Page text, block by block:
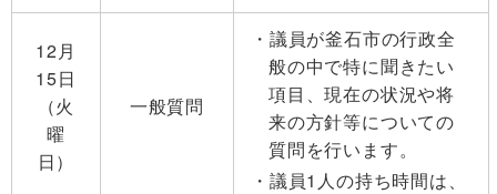
12月
15日
（火
曜
日）
一般質問
議員が釜石市の行政全
般の中で特に聞きたい
項目、現在の状況や将
来の方針等についての
質問を行います。
議員1人の持ち時間は、